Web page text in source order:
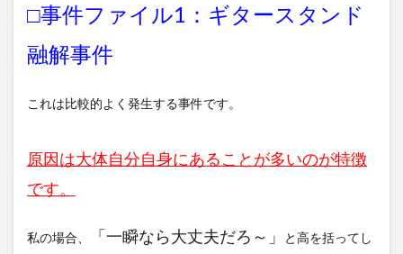
□事件ファイル1：ギタースタンド
融解事件
これは比較的よく発生する事件です。
原因は大体自分自身にあることが多いのが特徴
です。
私の場合、 「一瞬なら大丈夫だろ～」
と高を括ってし